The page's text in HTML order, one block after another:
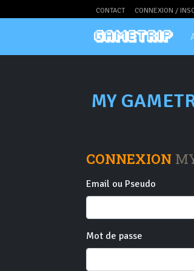
CONTACT CONNEXION /
MY
CONNEXION
Email ou Pseudo
Mot de passe